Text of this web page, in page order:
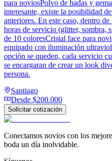
para noviosPolvo de hadas y
interesante, existe la posibilidad
anteriores. En este caso, dentro
horas de servicio (glitter, sombra,
de 10 coloresCristal face para
equipado con iluminación
opción se queden, cada servicio
se encargaran de crear un look
persona.
Santiago
Desde $200.000
Solicitar cotización
Conectamos novios con los
boda un día inolvidable.